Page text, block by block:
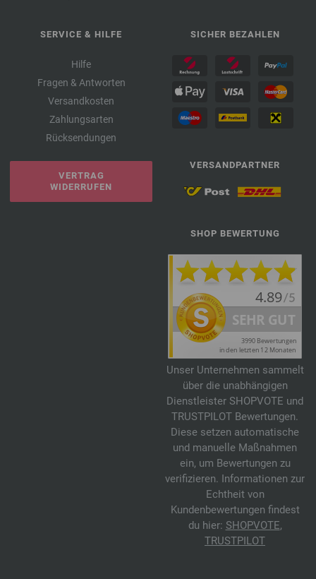
SERVICE & HILFE
Hilfe
Fragen & Antworten
Versandkosten
Zahlungsarten
Rücksendungen
VERTRAG
WIDERRUFEN
SICHER BEZAHLEN
VERSANDPARTNER
SHOP BEWERTUNG
Unser Unternehmen sammelt
über die unabhängigen
Dienstleister SHOPVOTE und
TRUSTPILOT Bewertungen.
Diese setzen automatische
und manuelle Maßnahmen
ein, um Bewertungen zu
verifizieren. Informationen zur
Echtheit von
Kundenbewertungen findest
du hier: SHOPVOTE,
TRUSTPILOT